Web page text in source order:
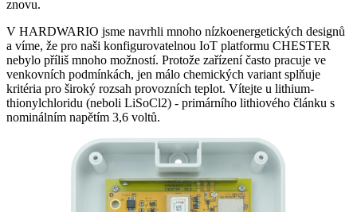
znovu.
V HARDWARIO jsme navrhli mnoho nízkoenergetických designů
a víme, že pro naši konfigurovatelnou IoT platformu CHESTER
nebylo příliš mnoho možností. Protože zařízení často pracuje ve
venkovních podmínkách, jen málo chemických variant splňuje
kritéria pro široký rozsah provozních teplot. Vítejte u lithium-
thionylchloridu (neboli LiSoCl2) - primárního lithiového článku s
nominálním napětím 3,6 voltů.